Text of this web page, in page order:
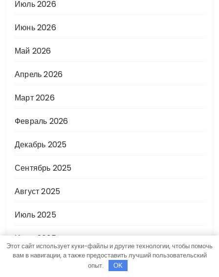
Июль 2026
Июнь 2026
Май 2026
Апрель 2026
Март 2026
Февраль 2026
Декабрь 2025
Сентябрь 2025
Август 2025
Июль 2025
Июнь 2025
Этот сайт использует куки-файлы и другие технологии, чтобы помочь
вам в навигации, а также предоставить лучший пользовательский
опыт.
OK